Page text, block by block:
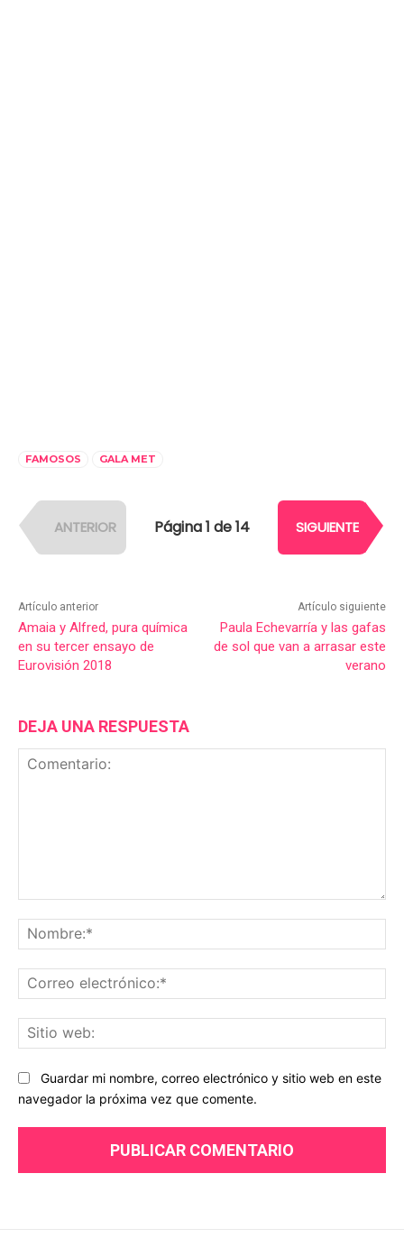
FAMOSOS GALA MET
ANTERIOR Página 1 de 14 SIGUIENTE
Artículo anterior
Amaia y Alfred, pura química
en su tercer ensayo de
Eurovisión 2018
Artículo siguiente
Paula Echevarría y las gafas
de sol que van a arrasar este
verano
DEJA UNA RESPUESTA
Guardar mi nombre, correo electrónico y sitio web en este
navegador la próxima vez que comente.